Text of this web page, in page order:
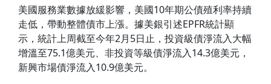
美國服務業數據放緩影響，美國10年期公債殖利率持續
走低，帶動整體債市上漲。據美銀引述EPFR統計顯
示，統計上周截至今年2月5日止，投資級債淨流入大幅
增溫至75.1億美元、非投資等級債淨流入14.3億美元，
新興市場債淨流入10.9億美元。